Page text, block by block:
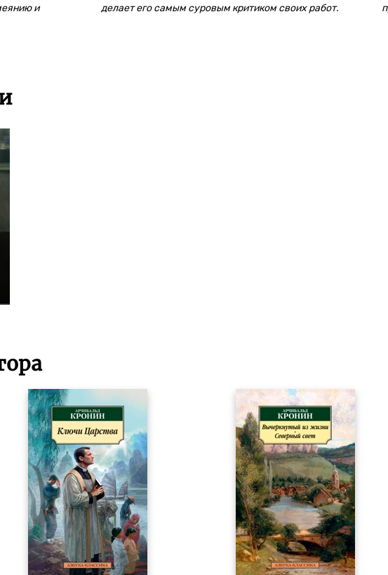
и
делает его самым суровым критиком своих работ.